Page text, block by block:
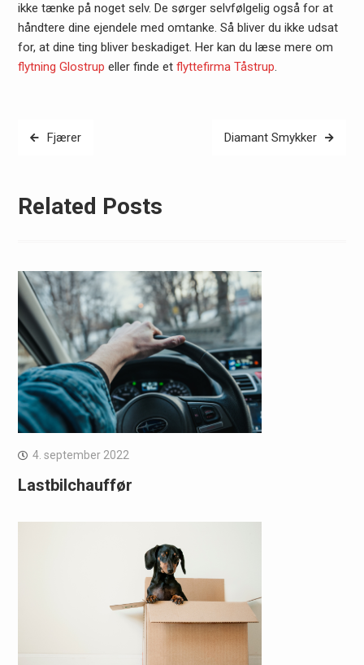
ikke tænke på noget selv. De sørger selvfølgelig også for at
håndtere dine ejendele med omtanke. Så bliver du ikke udsat
for, at dine ting bliver beskadiget. Her kan du læse mere om
flytning Glostrup eller finde et flyttefirma Tåstrup.
Indlægsnavigation
Fjærer Diamant Smykker
Related Posts
4. september 2022
Lastbilchauffør